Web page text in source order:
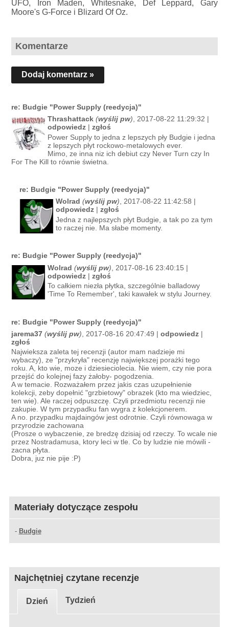
UFO, Iron Maden, Whitesnake, Def Leppard, Gary
Moore's G-Force i Blizard Of Oz.
Komentarze
Dodaj komentarz »
re: Budgie "Power Supply (reedycja)"
Thrashattack (wyślij pw), 2017-08-22 11:29:32 |
odpowiedz| zgłoś
Power Supply to jedna z lepszych pły Budgie i jedna
z lepszych płyt rockowo-metalowych ever.
Mimo, ze inna niz ich debiut czy Never Turn czy In
For The Kill to równie świetna.
re: Budgie "Power Supply (reedycja)"
Wolrad (wyślij pw), 2017-08-22 11:42:58 |
odpowiedz| zgłoś
Jedna z najlepszych płyt Budgie, a tak po za tym
to raczej nie. Ma słabe momenty.
re: Budgie "Power Supply (reedycja)"
Wolrad (wyślij pw) , 2017-08-16 23:40:15 |
odpowiedz| zgłoś
To całkiem niezła płytka, szczególnie balladowy
'Time To Remember', taki kawałek w stylu Journey.
re: Budgie "Power Supply (reedycja)"
jarema37 (wyślij pw) , 2017-08-16 20:47:49 |odpowiedz |
zgłoś
Najwieksza zaleta tej recenzji (autor mam nadzieje mi
wybaczy), ze "przykryła" recenzję największej porażki tego
roku. A, kto wie, moze i dziesieciolecia. Nie wiem, czy nie pora
przejść do kolejnej fazy żałoby- pogodzenia.
A w temacie. Rozważałem przez jakis czas uzupełnienie
kolekcji, zeby dopełnić "grzbietowy" obrazek (kto ma wiedziec,
ten wie). Ale raczej odpuszczę. Czyli przedmiotu recenzji nie
zakupie. W tym przypadku fan wygra z kolekcjonerem.
A no. przypadku majdaingów jest odrotnie. Czyli równowaga w
przyrodzie zachowana
(Prosze o wybaczenie, ze bredzę dzisiaj od rzeczy. To wcale nie
przez Nostradamusa, ktory leci w tle. Co by ludzie nie mówili -
zacna płyta.
Dobra, juz nie pije :P)
Materiały dotyczące zespołu
- Budgie
Najchętniej czytane recenzje
Dzień Tydzień